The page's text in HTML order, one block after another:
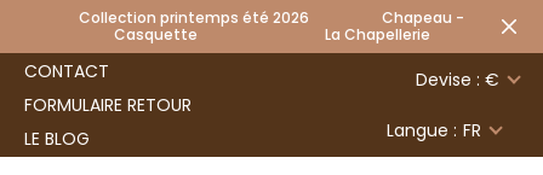
Collection printemps été 2026 Chapeau -
Casquette La Chapellerie
CONTACT
FORMULAIRE RETOUR
LE BLOG
Devise : €
Langue : FR